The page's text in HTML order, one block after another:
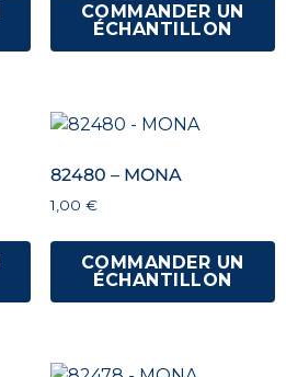
COMMANDER UN
ÉCHANTILLON
82480 – MONA
1,00 €
COMMANDER UN
ÉCHANTILLON